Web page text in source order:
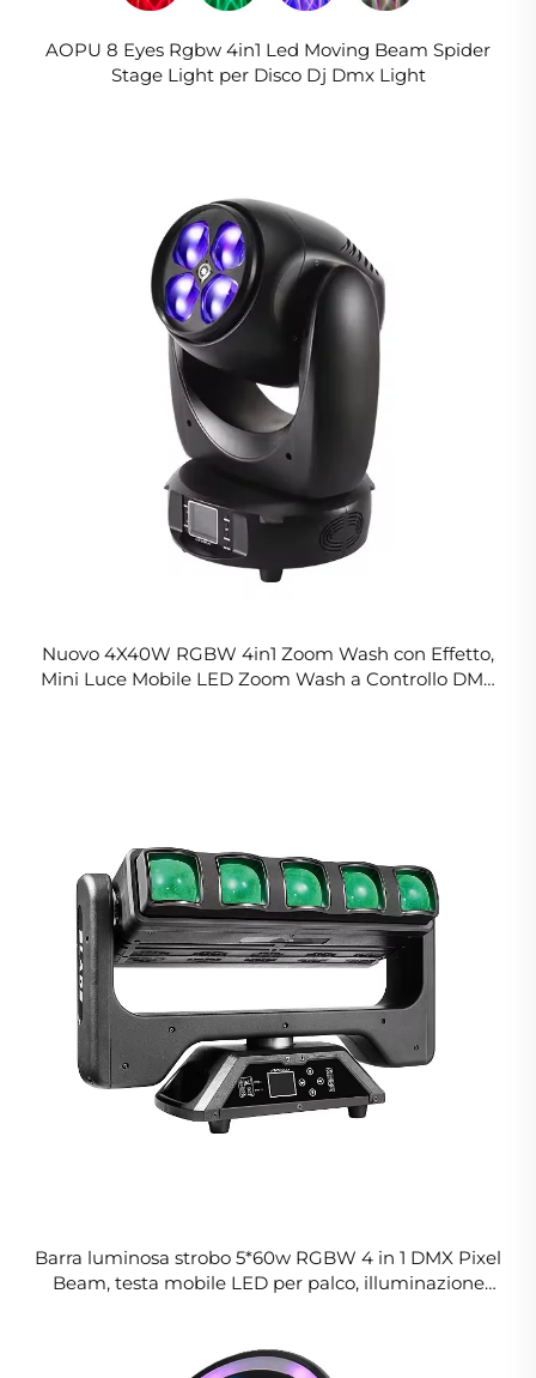
AOPU 8 Eyes Rgbw 4in1 Led Moving Beam Spider
Stage Light per Disco Dj Dmx Light
Nuovo 4X40W RGBW 4in1 Zoom Wash con Effetto,
Mini Luce Mobile LED Zoom Wash a Controllo DMX
Barra luminosa strobo 5*60w RGBW 4 in 1 DMX Pixel
Beam, testa mobile LED per palco, illuminazione